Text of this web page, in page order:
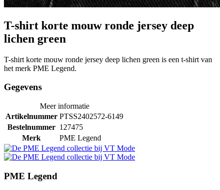
T-shirt korte mouw ronde jersey deep
lichen green
T-shirt korte mouw ronde jersey deep lichen green is een t-shirt van
het merk PME Legend.
Gegevens
Meer informatie
Artikelnummer PTSS2402572-6149
Bestelnummer 127475
Merk
PME Legend
PME Legend